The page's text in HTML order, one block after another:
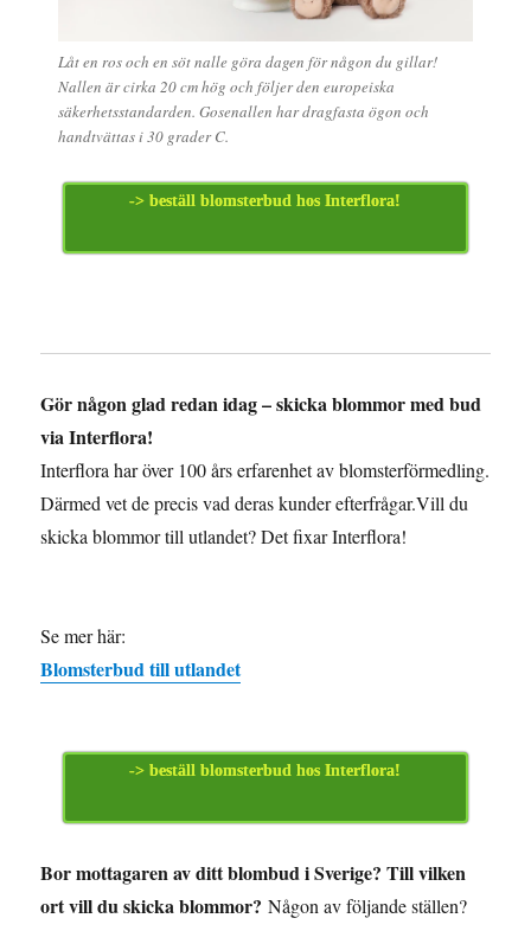
Låt en ros och en söt nalle göra dagen för någon du gillar!
Nallen är cirka 20 cm hög och följer den europeiska
säkerhetsstandarden. Gosenallen har dragfasta ögon och
handtvättas i 30 grader C.
-> beställ blomsterbud hos Interflora!
Gör någon glad redan idag – skicka blommor med bud
via Interflora!
Interflora har över 100 års erfarenhet av blomsterförmedling.
Därmed vet de precis vad deras kunder efterfrågar.Vill du
skicka blommor till utlandet? Det fixar Interflora!
Se mer här:
Blomsterbud till utlandet
-> beställ blomsterbud hos Interflora!
Bor mottagaren av ditt blombud i Sverige? Till vilken
ort vill du skicka blommor? Någon av följande ställen?